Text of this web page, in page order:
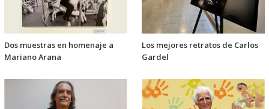
Dos muestras en homenaje a
Mariano Arana
Los mejores retratos de Carlos
Gardel